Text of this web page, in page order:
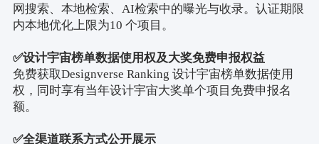
网搜索、本地检索、 AI检索中的曝光与收录。认证期限
内本地优化上限为10 个项目。
✅设计宇宙榜单数据使用权及大奖免费申报权益
免费获取Designverse Ranking 设计宇宙榜单数据使用
权，同时享有当年设计宇宙大奖单个项目免费申报名
额。
✅全渠道联系方式公开展示